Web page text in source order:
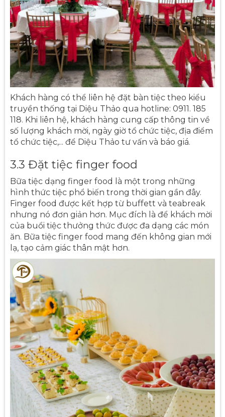
Khách hàng có thể liên hệ đặt bàn tiệc theo kiểu
truyền thống tại Diệu Thảo qua hotline: 0911. 185
118. Khi liên hệ, khách hàng cung cấp thông tin về
số lượng khách mời, ngày giờ tổ chức tiệc, địa điểm
tổ chức tiệc,... để Diệu Thảo tư vấn và báo giá.
3.3 Đặt tiệc finger food
Bữa tiệc dạng finger food là một trong những
hình thức tiệc phổ biến trong thời gian gần đây.
Finger food được kết hợp từ buffett và teabreak
nhưng nó đơn giản hơn. Mục đích là để khách mời
của buổi tiệc thưởng thức được đa dạng các món
ăn. Bữa tiệc finger food mang đến không gian mới
lạ, tạo cảm giác thân mật hơn.